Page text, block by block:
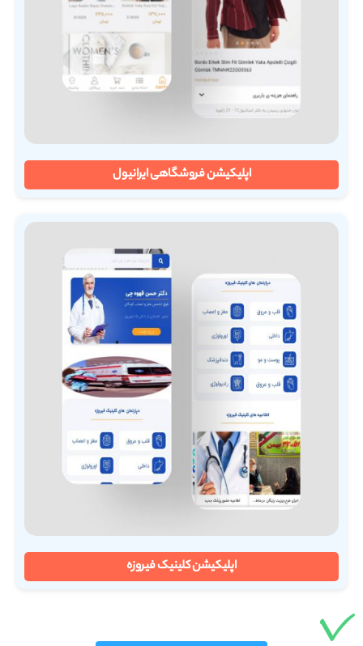
اپلیکیشن فروشگاهی ایرانیول
اپلیکیشن کلینیک فیروزه